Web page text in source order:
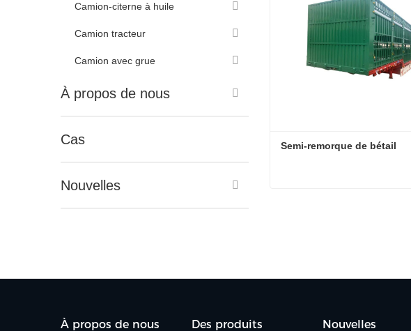
Camion-citerne à huile
Camion tracteur
Camion avec grue
À propos de nous
Cas
Nouvelles
Semi-remorque de bétail
À propos de nous Des produits Nouvelles